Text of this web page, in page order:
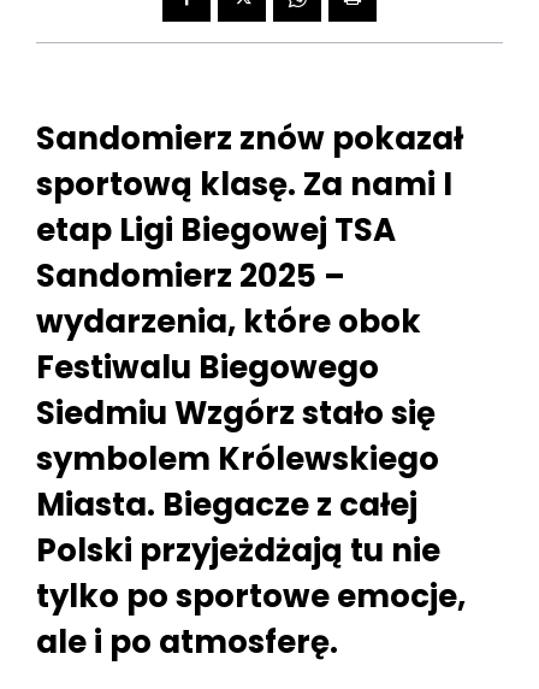
Sandomierz znów pokazał
sportową klasę. Za nami I
etap Ligi Biegowej TSA
Sandomierz 2025 –
wydarzenia, które obok
Festiwalu Biegowego
Siedmiu Wzgórz stało się
symbolem Królewskiego
Miasta. Biegacze z całej
Polski przyjeżdżają tu nie
tylko po sportowe emocje,
ale i po atmosferę.